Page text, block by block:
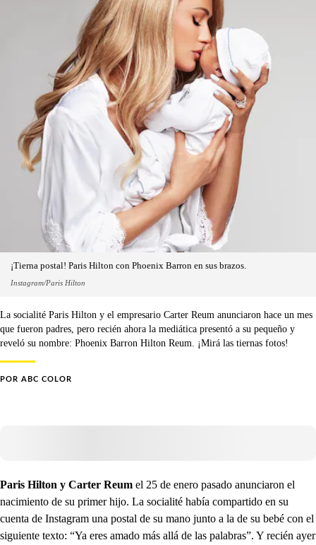
¡Tierna postal! Paris Hilton con Phoenix Barron en sus brazos.
Instagram/Paris Hilton
La socialité Paris Hilton y el empresario Carter Reum anunciaron hace un mes
que fueron padres, pero recién ahora la mediática presentó a su pequeño y
reveló su nombre: Phoenix Barron Hilton Reum. ¡Mirá las tiernas fotos!
POR ABC COLOR
Paris Hilton y Carter Reum el 25 de enero pasado anunciaron el
nacimiento de su primer hijo. La socialité había compartido en su
cuenta de Instagram una postal de su mano junto a la de su bebé con el
siguiente texto: “Ya eres amado más allá de las palabras”. Y recién ayer